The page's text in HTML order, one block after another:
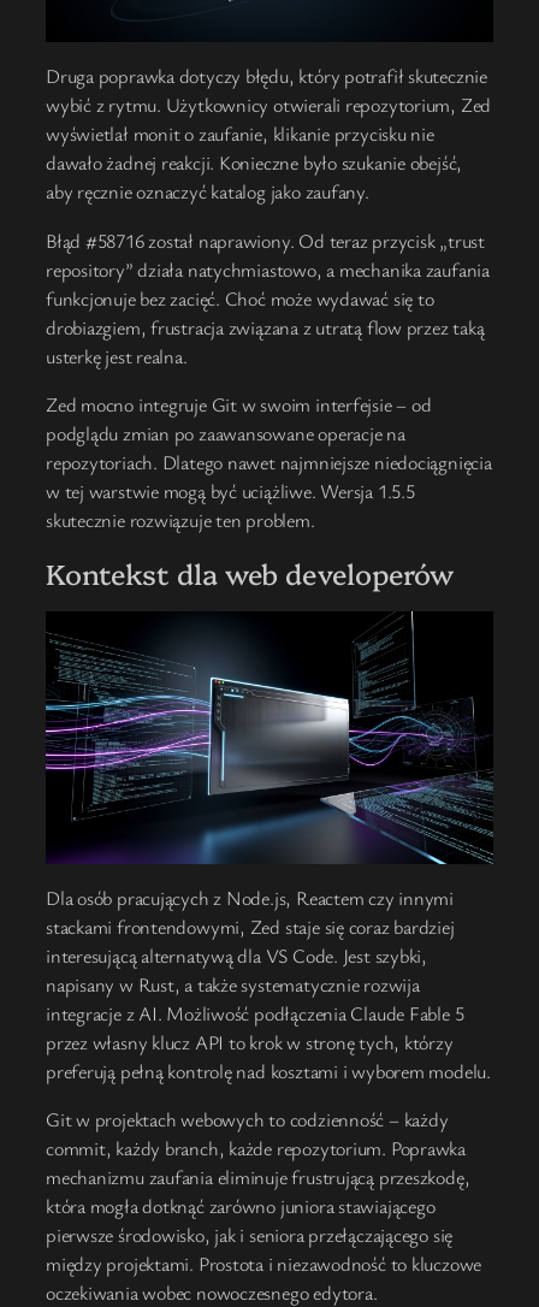
Druga poprawka dotyczy błędu, który potrafił skutecznie
wybić z rytmu. Użytkownicy otwierali repozytorium, Zed
wyświetlał monit o zaufanie, klikanie przycisku nie
dawało żadnej reakcji. Konieczne było szukanie obejść,
aby ręcznie oznaczyć katalog jako zaufany.
Błąd #58716 został naprawiony. Od teraz przycisk „trust
repository” działa natychmiastowo, a mechanika zaufania
funkcjonuje bez zacięć. Choć może wydawać się to
drobiazgiem, frustracja związana z utratą flow przez taką
usterkę jest realna.
Zed mocno integruje Git w swoim interfejsie – od
podglądu zmian po zaawansowane operacje na
repozytoriach. Dlatego nawet najmniejsze niedociągnięcia
w tej warstwie mogą być uciążliwe. Wersja 1.5.5
skutecznie rozwiązuje ten problem.
Kontekst dla web developerów
Dla osób pracujących z Node.js, Reactem czy innymi
stackami frontendowymi, Zed staje się coraz bardziej
interesującą alternatywą dla VS Code. Jest szybki,
napisany w Rust, a także systematycznie rozwija
integracje z AI. Możliwość podłączenia Claude Fable 5
przez własny klucz API to krok w stronę tych, którzy
preferują pełną kontrolę nad kosztami i wyborem modelu.
Git w projektach webowych to codzienność – każdy
commit, każdy branch, każde repozytorium. Poprawka
mechanizmu zaufania eliminuje frustrującą przeszkodę,
która mogła dotknąć zarówno juniora stawiającego
pierwsze środowisko, jak i seniora przełączającego się
między projektami. Prostota i niezawodność to kluczowe
oczekiwania wobec nowoczesnego edytora.